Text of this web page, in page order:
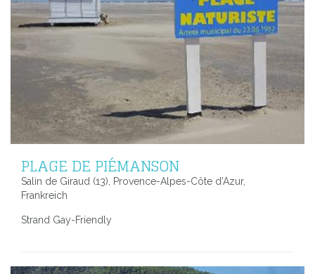
PLAGE DE PIÉMANSON
Salin de Giraud (13), Provence-Alpes-Côte d’Azur,
Frankreich
Strand Gay-Friendly